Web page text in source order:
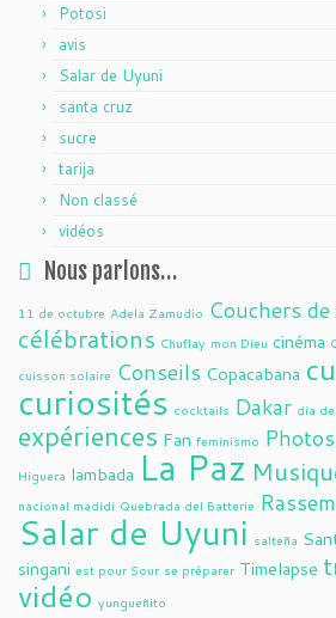
Potosi
avis
Salar de Uyuni
santa cruz
sucre
tarija
Non classé
vidéos
Nous parlons…
11 de octubre Adela Zamudio Couchers
célébrations Chuflay mon Dieu cinéma
cuisson solaire Conseils Copacabana
curiosités cocktails Dakar dia
expériences Fan feminismo Photos
Higuera lambada La Paz
nacional madidi Quebrada del Batterie
Salar de Uyuni salteña
singani est pour Sour se préparer Timelapse
vidéo yungueñito